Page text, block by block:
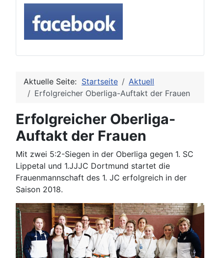
Aktuelle Seite: Startseite
Aktuell
Erfolgreicher Oberliga-Auftakt der Frauen
Erfolgreicher Oberliga-
Auftakt der Frauen
Mit zwei 5:2-Siegen in der Oberliga gegen 1. SC
Lippetal und 1.JJJC Dortmund startet die
Frauenmannschaft des 1. JC erfolgreich in der
Saison 2018.